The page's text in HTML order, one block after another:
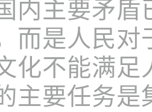
内主要矛
而是人民
化不能满
主要任务